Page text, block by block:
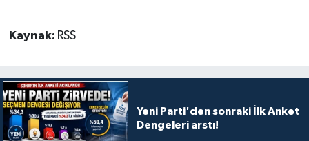
Kaynak: RSS
Yeni Parti'den sonraki İlk Anket
Dengeleri arstı!